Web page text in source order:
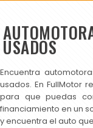
USADOS
Encuentra
usados. En FullMotor
para que puedas
financiamiento en un
y encuentra el auto